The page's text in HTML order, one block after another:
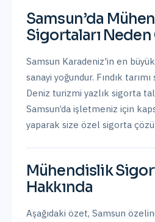
Samsun’da
Sigortaları Neden
Samsun Karadeniz'in en
sanayi yoğundur. Fındık tarımı
Deniz turizmi yazlık sigorta
Samsun’da işletmeniz için
yaparak size özel sigorta
Mühendislik
Hakkında
Aşağıdaki özet, Samsun